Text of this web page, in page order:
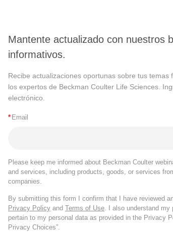
Mantente actualizado con nuestros
informativos.
Recibe actualizaciones oportunas sobre tus temas
los expertos de Beckman Coulter Life Sciences.
electrónico.
* Email
Please keep me informed about Beckman Coulter
and services, including products, goods, or services
companies.
By submitting this form I confirm that I have reviewed
Privacy Policy and Terms of Use. I also understand
pertain to my personal data as provided in the Privacy
Privacy Choices”.